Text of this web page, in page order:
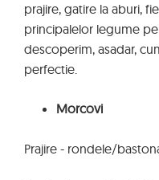
prajire, gatire la aburi,
principalelor legume
descoperim, asadar,
perfectie.
Morcovi
Prajire - rondele/